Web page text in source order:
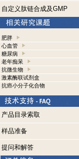
自定义肽链合成及GMP
肥胖
心血管
糖尿病
老年痴呆
抗微生物
激素酶联试剂盒
抗癌小分子化合物
产品目录索取
样品准备
提问和解答